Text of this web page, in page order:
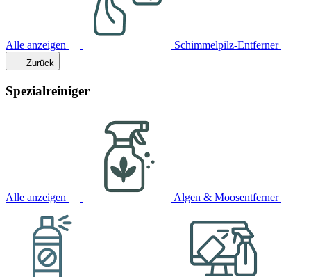
Alle anzeigen Schimmelpilz-Entferner
Zurück
Spezialreiniger
Alle anzeigen Algen & Moosentferner